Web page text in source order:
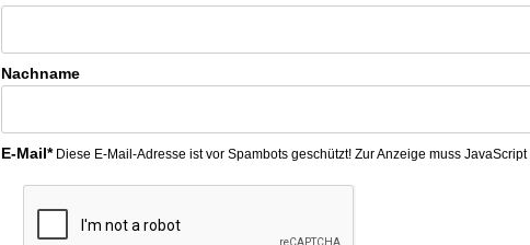
Nachname
E-Mail* Diese E-Mail-Adresse ist vor Spambots geschützt! Zur Anzeige muss